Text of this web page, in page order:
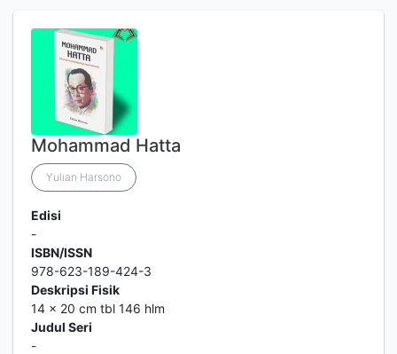
Mohammad Hatta
Yulian Harsono
Edisi
-
ISBN/ISSN
978-623-189-424-3
Deskripsi Fisik
14 x 20 cm tbl 146 hlm
Judul Seri
-